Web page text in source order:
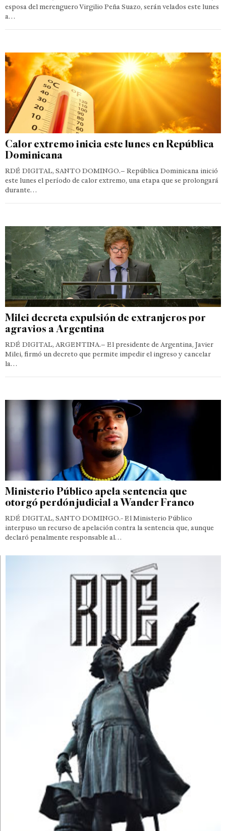
esposa del merenguero Virgilio Peña Suazo, serán velados este lunes
a…
Calor extremo inicia este lunes en República
Dominicana
RDÉ DIGITAL, SANTO DOMINGO.– República Dominicana inició
este lunes el período de calor extremo, una etapa que se prolongará
durante…
Milei decreta expulsión de extranjeros por
agravios a Argentina
RDÉ DIGITAL, ARGENTINA.– El presidente de Argentina, Javier
Milei, firmó un decreto que permite impedir el ingreso y cancelar
la…
Ministerio Público apela sentencia que
otorgó perdón judicial a Wander Franco
RDÉ DIGITAL, SANTO DOMINGO.- El Ministerio Público
interpuso un recurso de apelación contra la sentencia que, aunque
declaró penalmente responsable al…